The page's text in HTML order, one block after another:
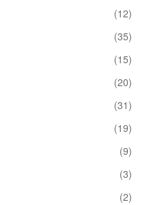
(12)
(35)
(15)
(20)
(31)
(19)
(9)
(3)
(2)